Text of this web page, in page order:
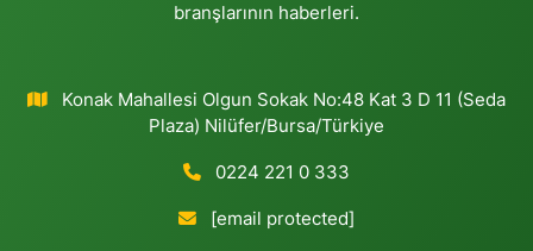
branşlarının haberleri.
Konak Mahallesi Olgun Sokak No:48 Kat 3 D 11 (Seda
Plaza) Nilüfer/Bursa/Türkiye
0224 221 0 333
[email protected]